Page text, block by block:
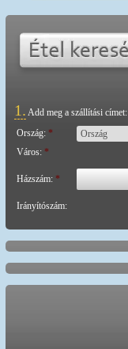
1. Add meg a szállítási címet:
Ország: *
Város: *
Házszám: *
Irányítószám: